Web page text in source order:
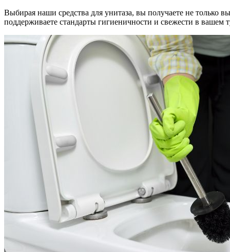
Выбирая наши средства для унитаза, вы получаете не только
поддерживаете стандарты гигиеничности и свежести в вашем